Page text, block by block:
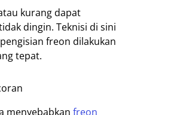
kurang dapat
dingin. Teknisi di sini
freon dilakukan
tepat.
menyebabkan freon